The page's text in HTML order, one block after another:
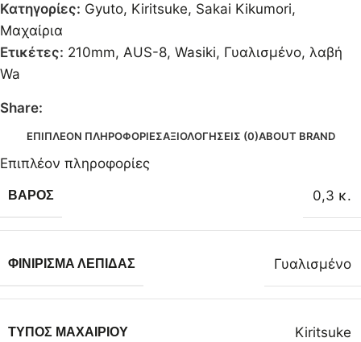
Κατηγορίες: Gyuto, Kiritsuke, Sakai Kikumori,
Μαχαίρια
Ετικέτες: 210mm, AUS-8, Wasiki, Γυαλισμένο, λαβή
Wa
Share:
ΕΠΙΠΛΈΟΝ ΠΛΗΡΟΦΟΡΊΕΣΑΞΙΟΛΟΓΉΣΕΙΣ (0)ABOUT BRAND
Επιπλέον πληροφορίες
ΒΆΡΟΣ 0,3 κ.
ΦΙΝΊΡΙΣΜΑ ΛΕΠΊΔΑΣ Γυαλισμένο
ΤΎΠΟΣ ΜΑΧΑΙΡΙΟΎ Kiritsuke